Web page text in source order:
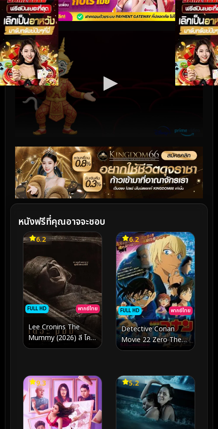
หนังฟรีที่คุณอาจจะชอบ
FULL HD พากย์ไทย
6.2
Lee Cronins The
Mummy (2026) ลี โค
รนิน เดอะ มัมมี่
FULL HD พากย์ไทย
6.2
Detective Conan
Movie 22 Zero The
Enforcer ยอดนักสืบจิ๋ว
9.3 5.2